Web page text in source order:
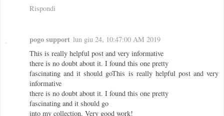
Rispondi
pogo support lun giu 24, 10:47:00 AM 2019
This is really helpful post and very informative
there is no doubt about it. I found this one pretty
fascinating and it should goThis is really helpful post and very
informative
there is no doubt about it. I found this one pretty
fascinating and it should go
into my collection. Very good work!